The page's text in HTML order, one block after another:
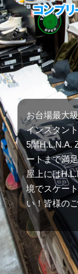
お台場最大
インスタン
5階H.L.N.A.
ートまで満
屋上には
境でスケー
い！皆様の